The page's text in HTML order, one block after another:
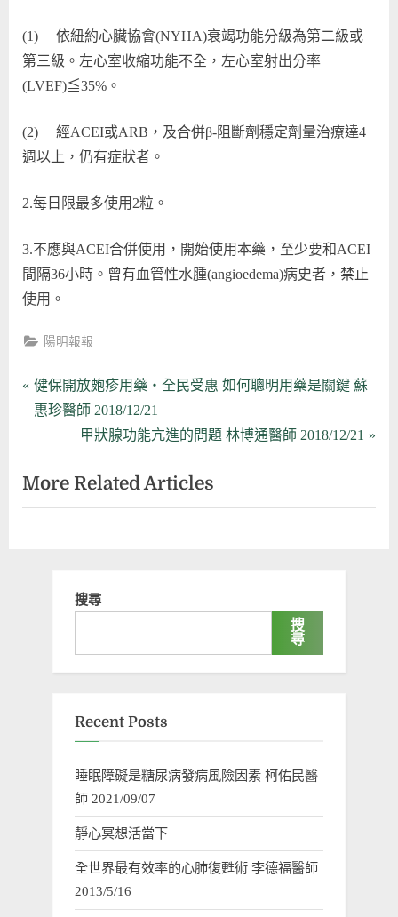
(1) 依紐約心臟協會(NYHA)衰竭功能分級為第二級或
第三級。左心室收縮功能不全，左心室射出分率
(LVEF)≦35%。
(2) 經ACEI或ARB，及合併β-阻斷劑穩定劑量治療達4
週以上，仍有症狀者。
2.每日限最多使用2粒。
3.不應與ACEI合併使用，開始使用本藥，至少要和ACEI
間隔36小時。曾有血管性水腫(angioedema)病史者，禁止
使用。
陽明報報
文
覽
P
r
i
o
健保開放皰疹用藥‧全民受惠 如何聰明用藥是關鍵 蘇
惠珍醫師 2018/12/21
N
x
t
t
甲狀腺功能亢進的問題 林博通醫師 2018/12/21
More Related Articles
搜尋
搜
尋
Recent Posts
睡眠障礙是糖尿病發病風險因素 柯佑民醫
師 2021/09/07
靜心冥想活當下
全世界最有效率的心肺復甦術 李德福醫師
2013/5/16